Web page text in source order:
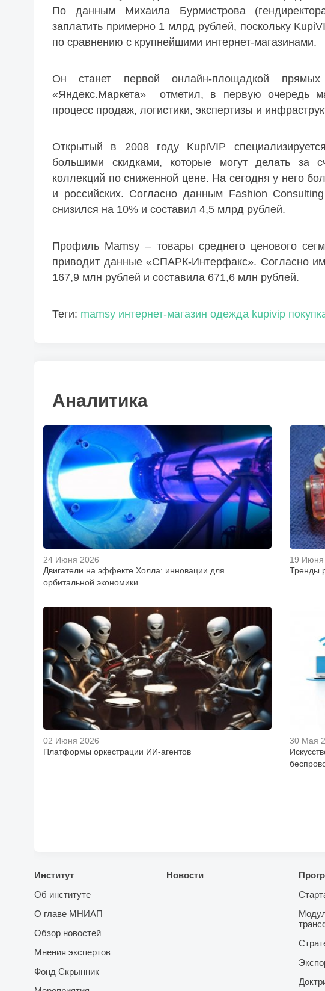
По данным Михаила Бурмистрова
заплатить примерно 1 млрд рублей, поскольку
по сравнению с крупнейшими интернет-магазинами.
Он станет первой онлайн-площадкой прямых
«Яндекс.Маркета» отметил, в первую очередь
процесс продаж, логистики, экспертизы и
Открытый в 2008 году KupiVIP
большими скидками, которые могут делать за
коллекций по сниженной цене. На сегодня у него
и российских. Согласно данным Fashion
снизился на 10% и составил 4,5 млрд рублей.
Профиль Mamsy – товары среднего ценового
приводит данные «СПАРК-Интерфакс». Согласно
167,9 млн рублей и составила 671,6 млн рублей.
Теги: mamsy интернет-магазин одежда kupivip
Аналитика
24 Июня 2026
Двигатели на эффекте Холла: инновации для
орбитальной экономики
19 Июня
Тренды
02 Июня 2026
Платформы оркестрации ИИ-агентов
30 Мая
Институт
Об институте
О главе МНИАП
Обзор новостей
Мнения экспертов
Фонд Скрынник
Новости